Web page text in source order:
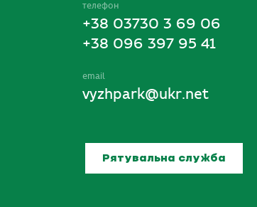
телефон
+38 03730 3 69 06
+38 096 397 95 41
email
vyzhpark@ukr.net
Рятувальна служба